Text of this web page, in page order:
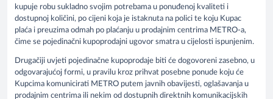
kupuje robu sukladno svojim potrebama u ponuđenoj kvaliteti i
dostupnoj količini, po cijeni koja je istaknuta na polici te koju Kupac
plaća i preuzima odmah po plaćanju u prodajnim centrima METRO-a,
čime se pojedinačni kupoprodajni ugovor smatra u cijelosti ispunjenim.
Drugačiji uvjeti pojedinačne kupoprodaje biti će dogovoreni zasebno, u
odgovarajućoj formi, u pravilu kroz prihvat posebne ponude koju će
Kupcima komunicirati METRO putem javnih obavijesti, oglašavanja u
prodajnim centrima ili nekim od dostupnih direktnih komunikacijskih